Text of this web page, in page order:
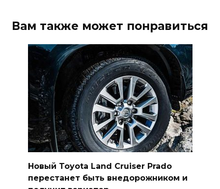
Вам также может понравиться
Новый Toyota Land Cruiser Prado
перестанет быть внедорожником и